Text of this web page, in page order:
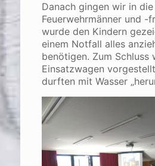
Danach gingen wir in
Feuerwehrmänner und -
wurde den Kindern
einem Notfall alles
benötigen. Zum Schluss
Einsatzwagen
durften mit Wasser